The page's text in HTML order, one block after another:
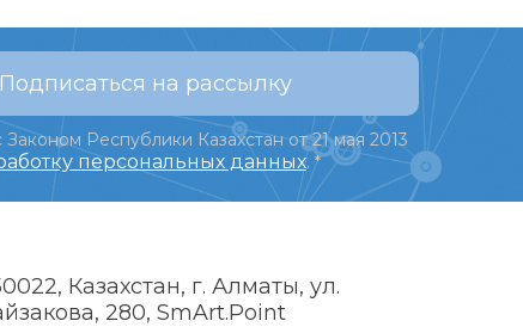
Подписаться на рассылку
Республики Казахстан от 21 мая 2013
персональных данных. *
Казахстан, г. Алматы, ул.
280, SmArt.Point